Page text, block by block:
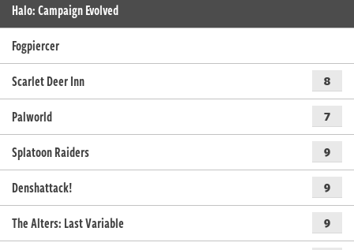
Halo: Campaign Evolved
Fogpiercer
Scarlet Deer Inn
8
Palworld 7
Splatoon Raiders 9
Denshattack! 9
The Alters: Last Variable 9